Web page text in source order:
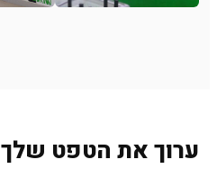
ערוך את הטפט שלך